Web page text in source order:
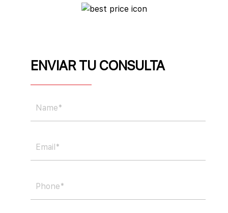
ENVIAR TU CONSULTA